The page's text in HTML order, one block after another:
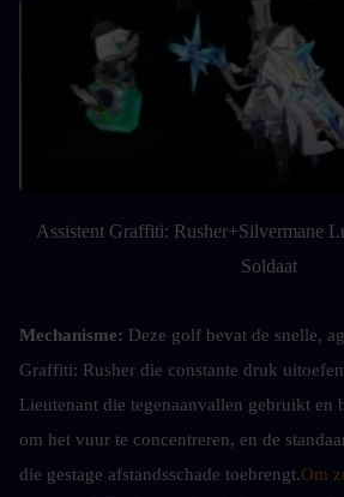
Assistent Graffiti: Rusher+Silvermane
Soldaat
Mechanisme: Deze golf bevat de snelle,
Graffiti: Rusher die constante druk
Lieutenant die tegenaanvallen gebruikt en
om het vuur te concentreren, en de
die gestage afstandsschade toebrengt.Om